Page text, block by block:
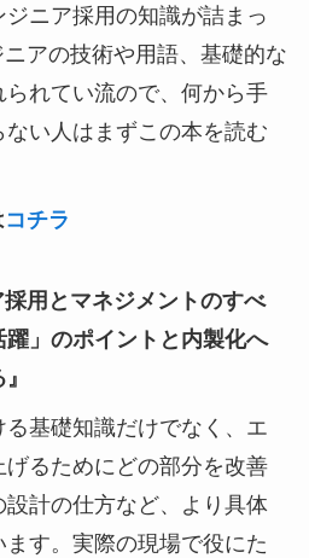
ニア採用の知識が詰まっ
アの技術や用語、基礎的な
れてい流ので、何から手
い人はまずこの本を読む
コチラ
採用とマネジメントのすべ
」のポイントと内製化へ
基礎知識だけでなく、エ
るためにどの部分を改善
計の仕方など、より具体
す。実際の現場で役にた